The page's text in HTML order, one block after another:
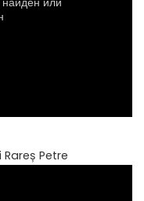
Petre